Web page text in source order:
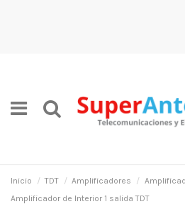
Inicio TDT Amplificadores
Amplificador de Interior 1 salida TDT